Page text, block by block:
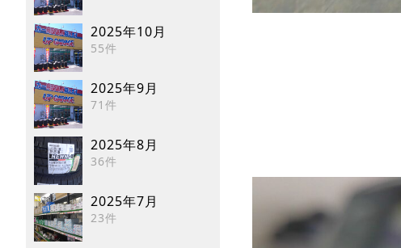
2025年10月
55件
2025年9月
71件
2025年8月
36件
2025年7月
23件